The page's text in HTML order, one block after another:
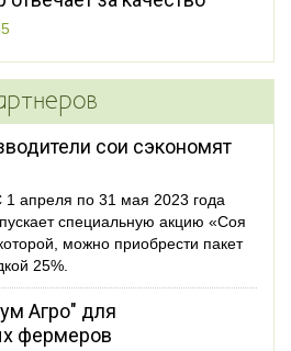
сои сэкономят
1 апреля по 31 мая 2023 года
специальную акцию «Соя
можно приобрести пакет
25%.
Агро" для
фермеров